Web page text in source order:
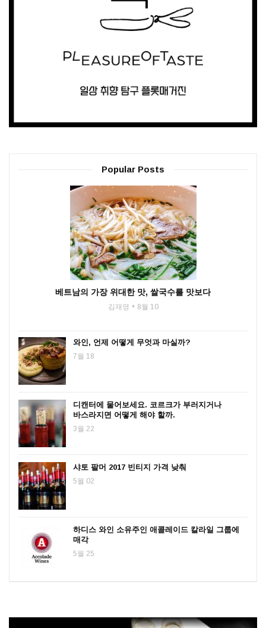
Popular Posts
베트남의 가장 위대한 맛, 쌀국수를 맛보다
김재영 8월 10
와인, 언제 어떻게 무엇과 마실까?
7월 18
디캔터에 물어보세요. 코르크가 부러지거나
바스라지면 어떻게 해야 할까.
3월 22
샤토 팔머 2017 빈티지 가격 낮춰
5월 02
하디스 와인 소유주인 애콜레이드 칼라일 그룹에
매각
5월 25